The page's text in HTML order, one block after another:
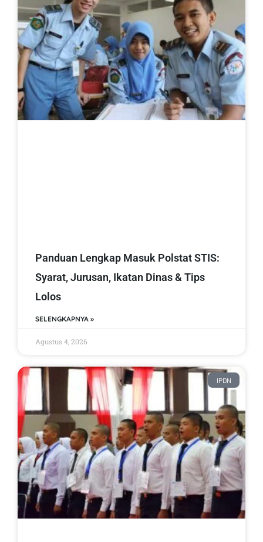
Panduan Lengkap Masuk Polstat STIS:
Syarat, Jurusan, Ikatan Dinas & Tips
Lolos
SELENGKAPNYA »
Agustus 4, 2026
IPDN